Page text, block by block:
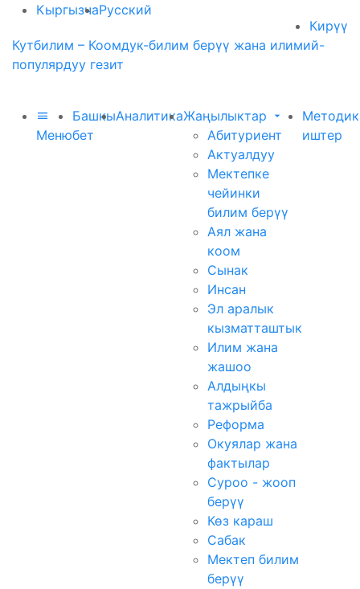
КыргызчаРусский
Кирүү
Кутбилим – Коомдук-билим берүү жана илимий-
популярдуу гезит
Меню
Башкы
бет
АналитикаЖаңылыктар
Абитуриент
Актуалдуу
Мектепке
чейинки
билим берүү
Аял жана
коом
Сынак
Инсан
Эл аралык
кызматташтык
Илим жана
жашоо
Алдыңкы
тажрыйба
Реформа
Окуялар жана
фактылар
Суроо - жооп
берүү
Көз караш
Сабак
Мектеп билим
берүү
иштер